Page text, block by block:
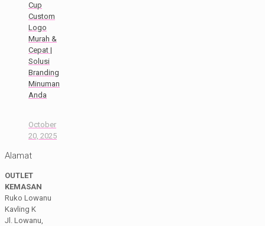
Cup
Custom
Logo
Murah &
Cepat |
Solusi
Branding
Minuman
Anda
October
20, 2025
Alamat
OUTLET
KEMASAN
Ruko Lowanu
Kavling K
Jl. Lowanu,